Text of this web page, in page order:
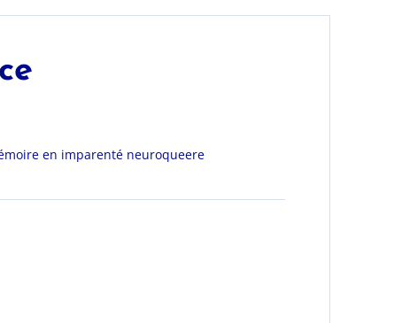
en imparenté neuroqueere